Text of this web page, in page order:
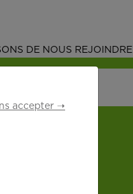
DE NOUS REJOINDRE
accepter ➝